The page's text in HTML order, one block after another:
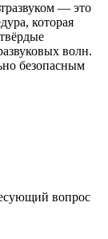
— это
которая
волн.
безопасным
вопрос